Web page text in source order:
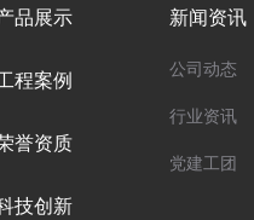
品展示
程案例
誉资质
技创新
新闻资讯
公司动态
行业资讯
党建工团